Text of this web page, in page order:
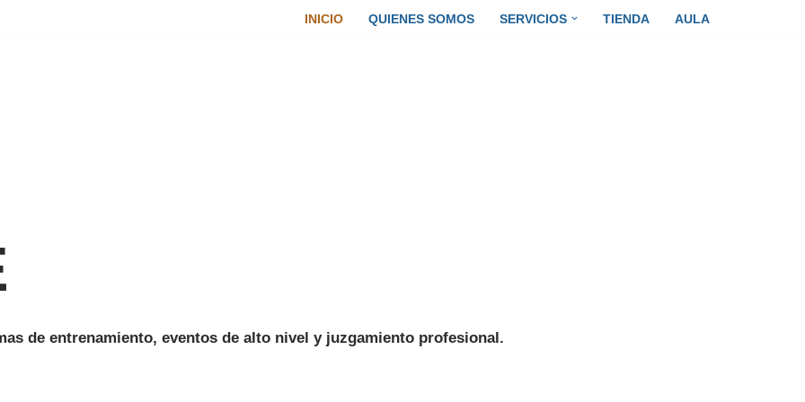
INICIO QUIENES SOMOS SERVICIOS TIENDA AULA
de entrenamiento, eventos de alto nivel y juzgamiento profesional.